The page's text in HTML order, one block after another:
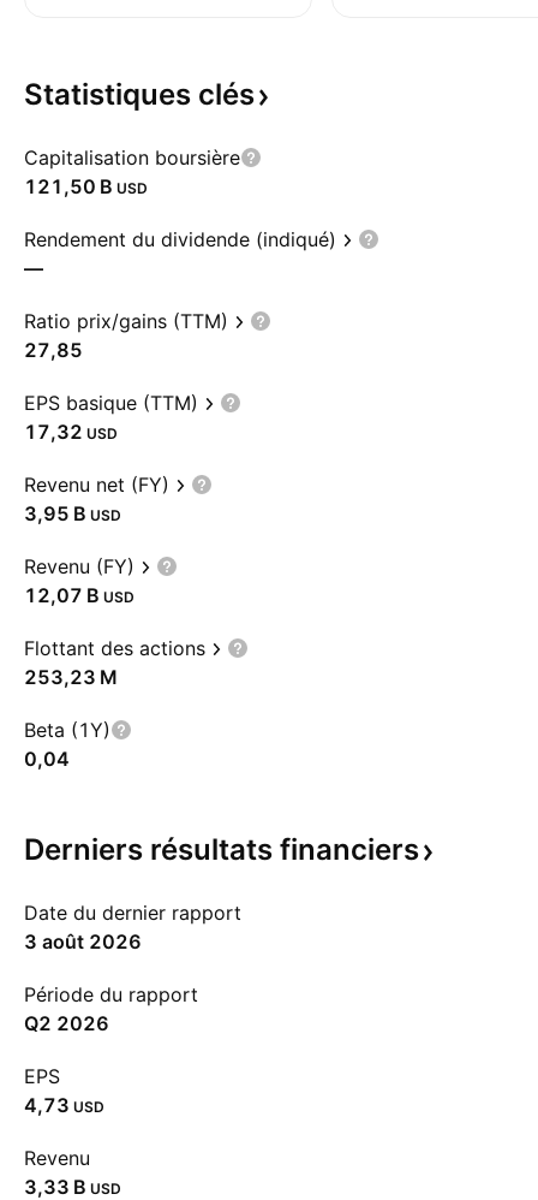
Statistiques clés
Capitalisation boursière
‪121,50 B‬ USD
Rendement du dividende (indiqué)
—
Ratio prix/gains (TTM)
27,85
EPS basique (TTM)
17,32 USD
Revenu net (FY)
‪3,95 B‬ USD
Revenu (FY)
‪12,07 B‬ USD
Flottant des actions
‪253,23 M‬
Beta (1Y)
0,04
Derniers résultats financiers
Date du dernier rapport
3 août 2026
Période du rapport
Q2 2026
EPS
4,73 USD
Revenu
‪3,33 B‬ USD